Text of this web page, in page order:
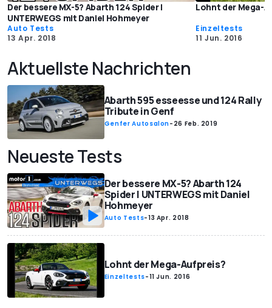
Der bessere MX-5? Abarth 124 Spider |
UNTERWEGS mit Daniel Hohmeyer
Auto Tests
13 Apr. 2018
Lohnt der Mega-
Einzeltests
11 Jun. 2016
Aktuellste Nachrichten
Abarth 595 esseesse und 124 Rally
Tribute in Genf
Genfer Autosalon- 26 Feb. 2019
Neueste Tests
Der bessere MX-5? Abarth 124
Spider | UNTERWEGS mit Daniel
Hohmeyer
Auto Tests-13 Apr. 2018
Lohnt der Mega-Aufpreis?
Einzeltests-11 Jun. 2016